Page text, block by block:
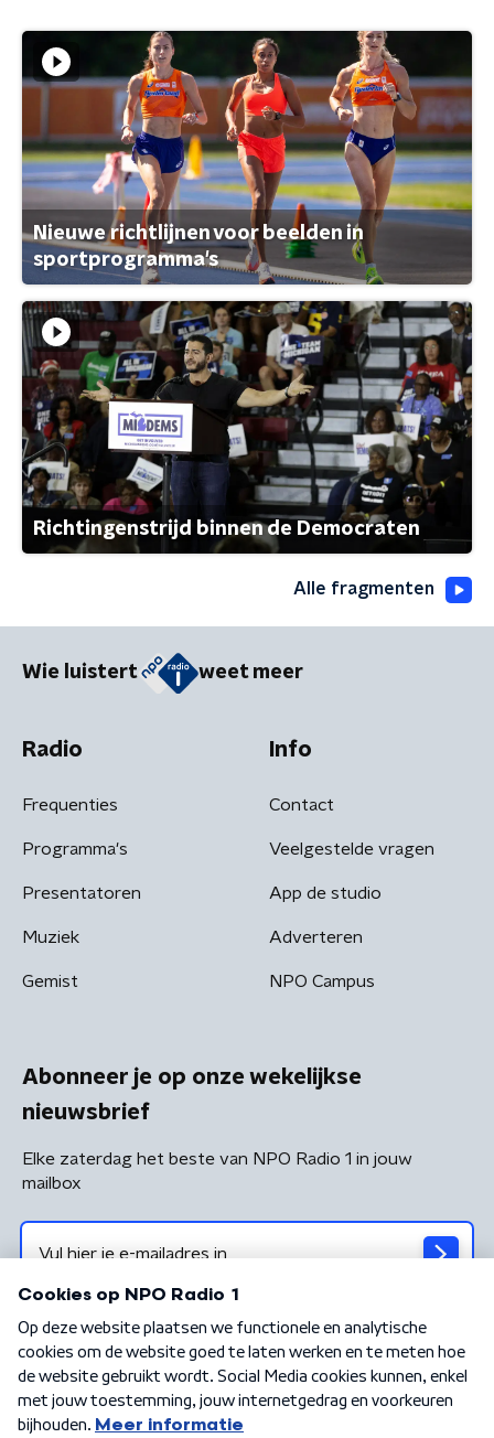
Nieuwe richtlijnen voor beelden in
sportprogramma's
Richtingenstrijd binnen de Democraten
Alle fragmenten
Wie luistert weet meer
Radio
Frequenties
Programma's
Presentatoren
Muziek
Gemist
Info
Contact
Veelgestelde vragen
App de studio
Adverteren
NPO Campus
Abonneer je op onze wekelijkse
nieuwsbrief
Elke zaterdag het beste van NPO Radio 1 in jouw
mailbox
Algemene voorwaarden